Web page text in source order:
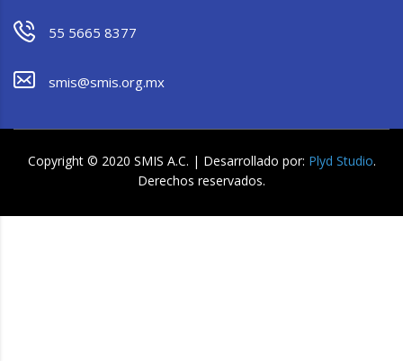
55 5665 8377
smis@smis.org.mx
Copyright © 2020 SMIS A.C. | Desarrollado por: Plyd Studio.
Derechos reservados.